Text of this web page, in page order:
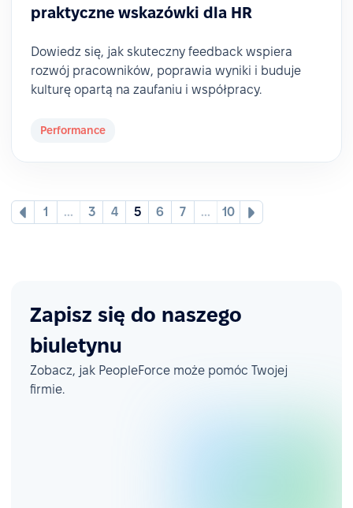
praktyczne wskazówki dla HR
Dowiedz się, jak skuteczny feedback wspiera
rozwój pracowników, poprawia wyniki i buduje
kulturę opartą na zaufaniu i współpracy.
Performance
1 ... 3 4 5 6 7 ... 10
Zapisz się do naszego
biuletynu
Zobacz, jak PeopleForce może pomóc Twojej
firmie.